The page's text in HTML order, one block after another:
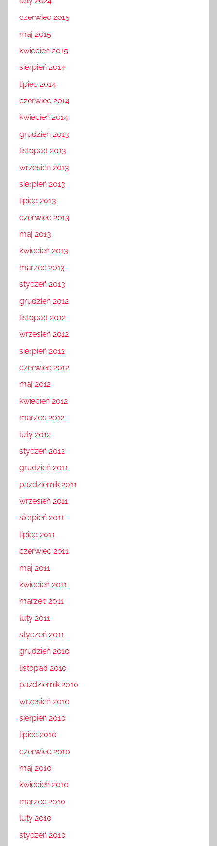
czerwiec 2015
maj 2015
kwiecień 2015
sierpień 2014
lipiec 2014
czerwiec 2014
kwiecień 2014
grudzień 2013
listopad 2013
wrzesień 2013
sierpień 2013
lipiec 2013
czerwiec 2013
maj 2013
kwiecień 2013
marzec 2013
styczeń 2013
grudzień 2012
listopad 2012
wrzesień 2012
sierpień 2012
czerwiec 2012
maj 2012
kwiecień 2012
marzec 2012
luty 2012
styczeń 2012
grudzień 2011
październik 2011
wrzesień 2011
sierpień 2011
lipiec 2011
czerwiec 2011
maj 2011
kwiecień 2011
marzec 2011
luty 2011
styczeń 2011
grudzień 2010
listopad 2010
październik 2010
wrzesień 2010
sierpień 2010
lipiec 2010
czerwiec 2010
maj 2010
kwiecień 2010
marzec 2010
luty 2010
styczeń 2010